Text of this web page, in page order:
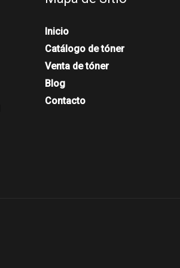
Inicio
Catálogo de tóner
Venta de tóner
Blog
Contacto